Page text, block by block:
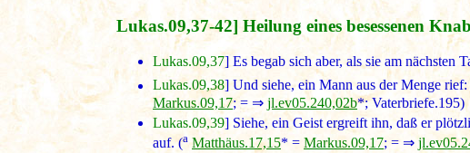
Lukas.09,37-42] Heilung eines besessenen
Lukas.09,37] Es begab sich aber, als sie am nächsten
Lukas.09,38] Und siehe, ein Mann aus der Menge
Markus.09,17; = ⇒ jl.ev05.240,02b*; Vaterbriefe.195)
Lukas.09,39] Siehe, ein Geist ergreift ihn, daß er
auf. (a Matthäus.17,15* = Markus.09,17; = ⇒